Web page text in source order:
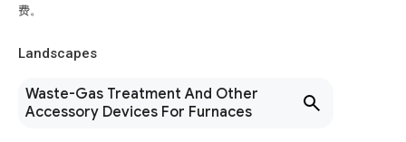
费。
Landscapes
Waste-Gas Treatment And Other
Accessory Devices For Furnaces